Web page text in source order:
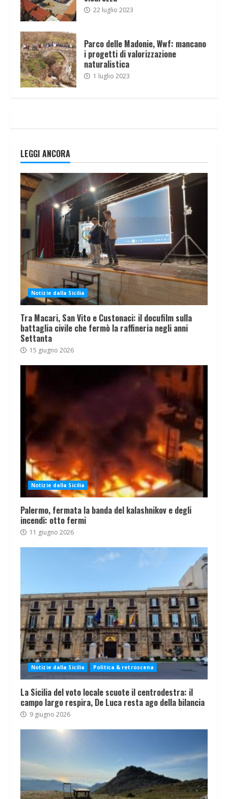
22 luglio 2023
Parco delle Madonie, Wwf: mancano
i progetti di valorizzazione
naturalistica
1 luglio 2023
LEGGI ANCORA
Notizie dalla Sicilia
Tra Macari, San Vito e Custonaci: il docufilm sulla
battaglia civile che fermò la raffineria negli anni
Settanta
15 giugno 2026
Notizie dalla Sicilia
Palermo, fermata la banda del kalashnikov e degli
incendi: otto fermi
11 giugno 2026
Notizie dalla Sicilia Politica & retroscena
La Sicilia del voto locale scuote il centrodestra: il
campo largo respira, De Luca resta ago della bilancia
9 giugno 2026